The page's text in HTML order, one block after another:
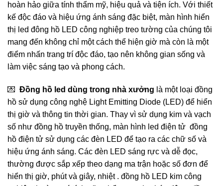
hoàn hảo giữa tính thẩm mỹ, hiệu quả và tiện ích. Với thiết
kế độc đáo và hiệu ứng ánh sáng đặc biệt, màn hình hiển
thị led đông hồ LED công nghiệp treo tường của chúng tôi
mang đến không chỉ một cách thể hiện giờ mà còn là một
điểm nhấn trang trí độc đáo, tạo nên không gian sống và
làm việc sáng tạo và phong cách.
💌 Đồng hồ led dùng trong nhà xưởng là một loại đồng
hồ sử dụng công nghệ Light Emitting Diode (LED) để hiển
thị giờ và thông tin thời gian. Thay vì sử dụng kim và vạch
số như đồng hồ truyền thống, màn hình led điện tử đồng
hồ điện tử sử dụng các đèn LED để tạo ra các chữ số và
hiệu ứng ánh sáng. Các đèn LED sáng rực và dễ đọc,
thường được sắp xếp theo dạng ma trận hoặc số đơn để
hiển thị giờ, phút và giây, nhiệt . đồng hồ LED kim công